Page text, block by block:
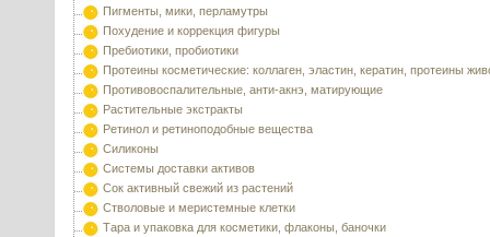
Пигменты, мики, перламутры
Похудение и коррекция фигуры
Пребиотики, пробиотики
Протеины косметические: коллаген, эластин, кератин, протеины
Противовоспалительные, анти-акнэ, матирующие
Растительные экстракты
Ретинол и ретиноподобные вещества
Силиконы
Системы доставки активов
Сок активный свежий из растений
Стволовые и меристемные клетки
Тара и упаковка для косметики, флаконы, баночки